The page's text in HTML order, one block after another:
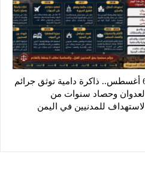
6 أغسطس.. ذاكرة دامية توثق جرائم
العدوان وحصاد سنوات من
الاستهداف للمدنيين في اليمن